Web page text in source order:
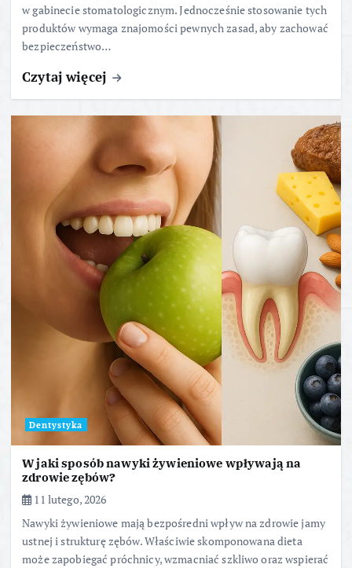
w gabinecie stomatologicznym. Jednocześnie stosowanie tych
produktów wymaga znajomości pewnych zasad, aby zachować
bezpieczeństwo…
Czytaj więcej
Dentystyka
W jaki sposób nawyki żywieniowe wpływają na
zdrowie zębów?
11 lutego, 2026
Nawyki żywieniowe mają bezpośredni wpływ na zdrowie jamy
ustnej i strukturę zębów. Właściwie skomponowana dieta
może zapobiegać próchnicy, wzmacniać szkliwo oraz wspierać